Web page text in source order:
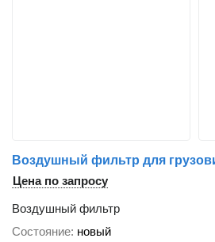
Цена по запросу
Воздушный фильтр
Состояние новый